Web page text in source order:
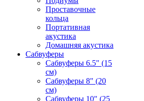
Проставочные
кольца
Портативная
акустика
Домашняя акустика
Сабвуферы
Сабвуферы 6.5" (15
см)
Сабвуферы 8" (20
см)
Сабвуферы 10" (25